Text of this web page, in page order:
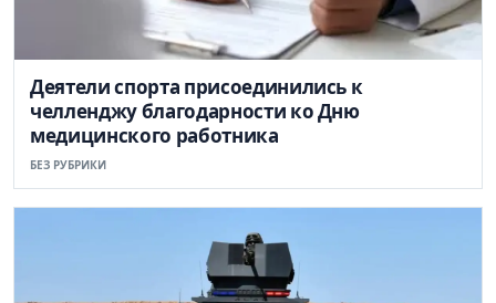
Деятели спорта присоединились к
челленджу благодарности ко Дню
медицинского работника
БЕЗ РУБРИКИ